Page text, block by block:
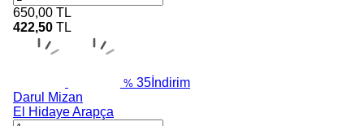
650,00 TL
422,50 TL
% 35 İndirim
Darul Mizan
El Hidaye Arapça